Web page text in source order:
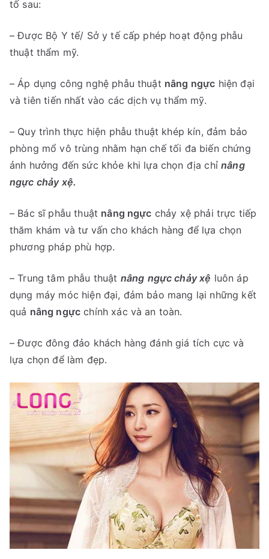
tố sau:
– Được Bộ Y tế/ Sở y tế cấp phép hoạt động phẫu
thuật thẩm mỹ.
– Áp dụng công nghệ phẫu thuật nâng ngực hiện đại
và tiên tiến nhất vào các dịch vụ thẩm mỹ.
– Quy trình thực hiện phẫu thuật khép kín, đảm bảo
phòng mổ vô trùng nhằm hạn chế tối đa biến chứng
ảnh hưởng đến sức khỏe khi lựa chọn địa chỉnâng
ngực chảy xệ.
– Bác sĩ phẫu thuật nâng ngực chảy xệ phải trực tiếp
thăm khám và tư vấn cho khách hàng để lựa chọn
phương pháp phù hợp.
– Trung tâm phẫu thuật nâng ngực chảy xệ luôn áp
dụng máy móc hiện đại, đảm bảo mang lại những kết
quả nâng ngực chính xác và an toàn.
– Được đông đảo khách hàng đánh giá tích cực và
lựa chọn để làm đẹp.